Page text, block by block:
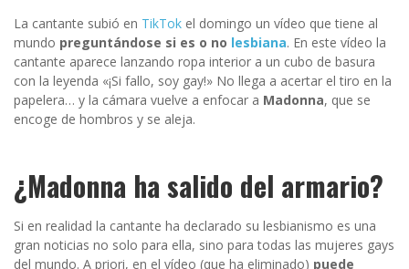
La cantante subió en TikTok el domingo un vídeo que tiene al
mundo preguntándose si es o no lesbiana. En este vídeo la
cantante aparece lanzando ropa interior a un cubo de basura
con la leyenda «¡Si fallo, soy gay!» No llega a acertar el tiro en la
papelera… y la cámara vuelve a enfocar a Madonna, que se
encoge de hombros y se aleja.
¿Madonna ha salido del armario?
Si en realidad la cantante ha declarado su lesbianismo es una
gran noticias no solo para ella, sino para todas las mujeres gays
del mundo. A priori, en el vídeo (que ha eliminado) puede